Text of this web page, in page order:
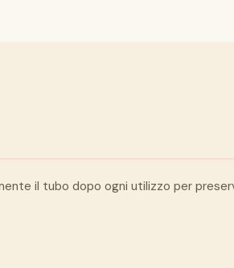
il tubo dopo ogni utilizzo per